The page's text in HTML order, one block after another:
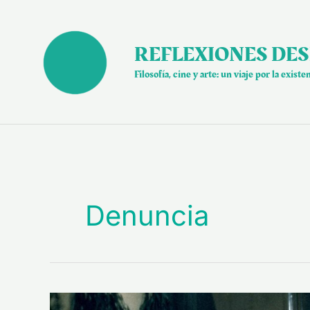
contenido
REFLEXIONES
Filosofía, cine y arte: un viaje por la
Denuncia
Facetas